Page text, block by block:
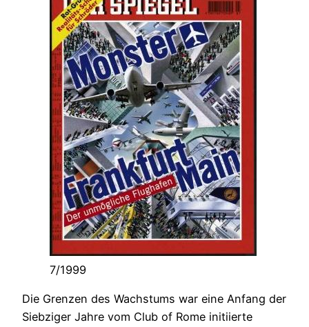
7/1999
Die Grenzen des Wachstums war eine Anfang der
Siebziger Jahre vom Club of Rome initiierte